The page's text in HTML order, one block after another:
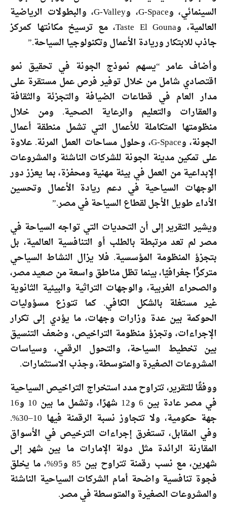
السينمائي، وG-Space، وG-Valley، والبطولات الرياضية
العالمية، وTaste El Gouna، مع ترسيخ مكانتها كمركز
جاذب للابتكار وريادة الأعمال وتكنولوجيا السياحة.”
وأضاف عامر “يسهم نموذج الجونة في تحقيق نمو
اقتصادي شامل من خلال توفير فرص عمل مستقرة على
مدار العام في قطاعات الضيافة والتجزئة والثقافة
والعقارات والتعليم والرعاية الصحية. ومن خلال
منظومتها المتكاملة للأعمال التي تشمل منطقة أعمال
الجونة، وG-Space، وحلول مساحات العمل المرنة. علاوة
على تمكين مدينة الجونة للشركات الناشئة والمشروعات
الإبداعية من العمل في بيئة مهنية ومحفزة، بما يعزز دور
الوجهات السياحية في دعم ريادة الأعمال وتحسين
الأداء طويل الأجل لقطاع السياحة في مصر.”
ويشير التقرير إلى أن التحديات التي تواجه السياحة في
مصر لم تعد مرتبطة بالطلب أو التنافسية العالمية، بل
بتجزؤ المنظومة المؤسسية. فلا يزال النشاط السياحي
متركزًا جغرافيًا، بينما تظل مناطق واسعة من صعيد مصر،
والصحراء الغربية، والوجهات التراثية والبيئية الثانوية
غير مستغلة بالشكل الكافي. كما تتوزع مسؤوليات
الحوكمة بين عدة وزارات وجهات، ما يؤدي إلى تكرار
الإجراءات، وتجزؤ منظومة التراخيص، وضعف التنسيق
بين تخطيط السياحة، والتحول الرقمي، وسياسات
المشروعات الصغيرة والمتوسطة، وجذب الاستثمارات.
ووفقًا للتقرير، تتراوح مدد استخراج التراخيص السياحية
في مصر عادة بين 6 و12 شهرًا، وتشمل ما بين 10 و16
جهة حكومية، ولا تتجاوز نسبة الرقمنة فيها 10–30%.
وفي المقابل، تستغرق إجراءات الترخيص في الأسواق
المقارنة الرائدة مثل دولة الإمارات ما بين شهر إلى
شهرين، مع نسب رقمنة تتراوح بين 85 و95%، ما يخلق
فجوة تنافسية واضحة أمام الشركات السياحية الناشئة
والمشروعات الصغيرة والمتوسطة في مصر.